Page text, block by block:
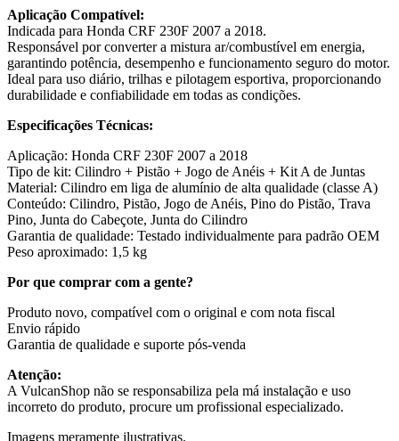
Aplicação Compatível:
Indicada para Honda CRF 230F 2007 a 2018.
Responsável por converter a mistura ar/combustível em energia,
garantindo potência, desempenho e funcionamento seguro do motor.
Ideal para uso diário, trilhas e pilotagem esportiva, proporcionando
durabilidade e confiabilidade em todas as condições.
Especificações Técnicas:
Aplicação: Honda CRF 230F 2007 a 2018
Tipo de kit: Cilindro + Pistão + Jogo de Anéis + Kit A de Juntas
Material: Cilindro em liga de alumínio de alta qualidade (classe A)
Conteúdo: Cilindro, Pistão, Jogo de Anéis, Pino do Pistão, Trava
Pino, Junta do Cabeçote, Junta do Cilindro
Garantia de qualidade: Testado individualmente para padrão OEM
Peso aproximado: 1,5 kg
Por que comprar com a gente?
Produto novo, compatível com o original e com nota fiscal
Envio rápido
Garantia de qualidade e suporte pós-venda
Atenção:
A VulcanShop não se responsabiliza pela má instalação e uso
incorreto do produto, procure um profissional especializado.
Imagens meramente ilustrativas.